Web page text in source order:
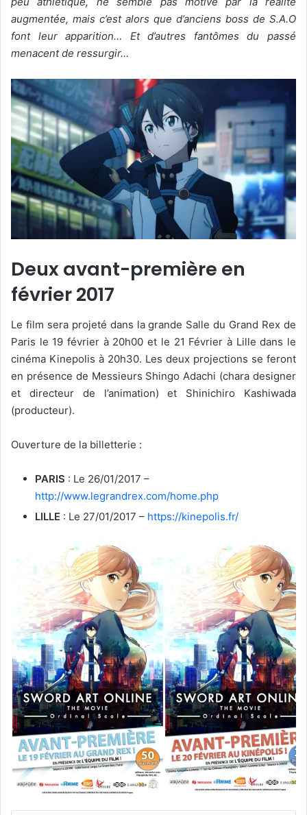
augmentée, mais c’est alors que d’anciens boss de S.A.O
font leur apparition… Et d’autres fantômes du passé
menacent de ressurgir…
Deux avant-première en
février 2017
Le film sera projeté dans la grande Salle du Grand Rex de
Paris le 19 février à 20h00 et le 21 Février à Lille dans le
cinéma Kinepolis à 20h30. Les deux projections se feront
en présence de Messieurs Shingo Adachi (chara designer
et directeur de l’animation) et Shinichiro Kashiwada
(producteur).
Ouverture de la billetterie :
PARIS : Le 26/01/2017 –
http://www.legrandrex.com/home.php
LILLE : Le 27/01/2017 – https://kinepolis.fr/